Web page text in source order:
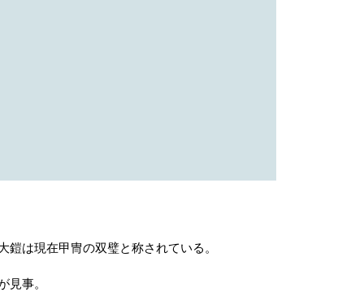
は現在甲冑の双璧と称されている。
見事。